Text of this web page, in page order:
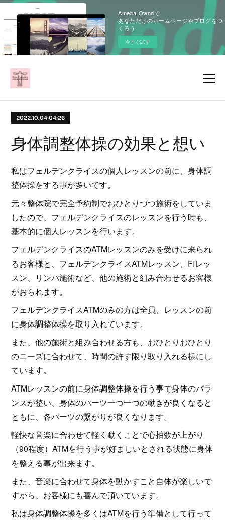
Ameba Owndで
あなただけのホームページやブログをつ
くろう
今すぐ試す
2022.10.04 04:26
身体調整体操の効果と想い
私はフェルデンクライスの個人レッスンの前に、身体調
整体操をする事が多いです。
元々整体院で完全予約制でおひとりづつ施術をしていま
したので、フェルデンクライスのレッスンを行う時も、
基本的に個人レッスンを行います。
フェルデンクライスのATMレッスンのみを受けに来られ
るお客様と、フェルデンクライスATMレッスン、FIレッ
スン、リンパ施術など、他の施術と組み合わせるお客様
がおられます。
フェルデンクライスATMのみの方は全員、レッスンの前
に身体調整体操を取り入れています。
また、他の施術と組み合わせる方も、おひとりおひとり
のニーズに合わせて、時間の許す限り取り入れる様にし
ています。
ATMレッスンの前に身体調整体操を行う事で身体のバラ
ンスが整い、身体のパーツ一つ一つの動きが良くなると
ともに、各パーツの繋がりが良くなります。
軽快な音楽に合わせて軽く動くことで心拍数が上がり
（90程度）ATMを行う事が好ましいとされる状態に身体
を整える事が出来ます。
また、音楽に合わせて身体を動かすこと自体が楽しいで
すから、お客様にも喜んで頂いています。
私は身体調整体操を多くはATMを行う準備として行って